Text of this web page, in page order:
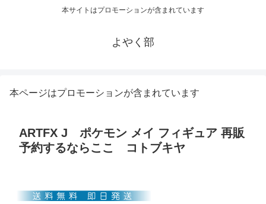
本サイトはプロモーションが含まれています
よやく部
本ページはプロモーションが含まれています
ARTFX J ポケモン メイ フィギュア 再販
予約するならここ コトブキヤ